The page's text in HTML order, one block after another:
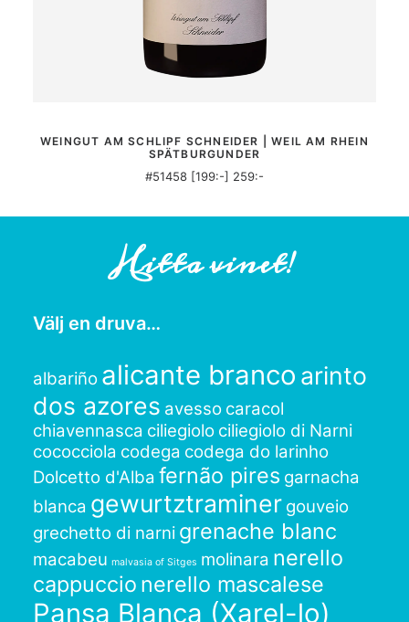
WEINGUT AM SCHLIPF SCHNEIDER | WEIL AM RHEIN
SPÄTBURGUNDER
#51458 [199:-] 259:-
Hitta vinet!
Välj en druva…
albariño alicante branco arinto
dos azores avesso caracol
chiavennasca ciliegiolo ciliegiolo di Narni
cococciola codega codega do larinho
Dolcetto d'Alba fernão pires garnacha
blanca gewurtztraminer gouveio
grechetto di narni grenache blanc
macabeu malvasia of Sitges molinara nerello
cappuccio nerello mascalese
Pansa Blanca (Xarel-lo)